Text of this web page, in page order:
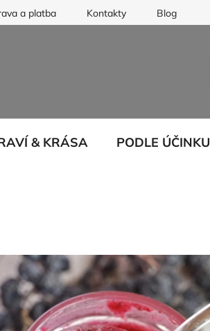
a platba Kontakty Blog
& KRÁSA PODLE ÚČINKU